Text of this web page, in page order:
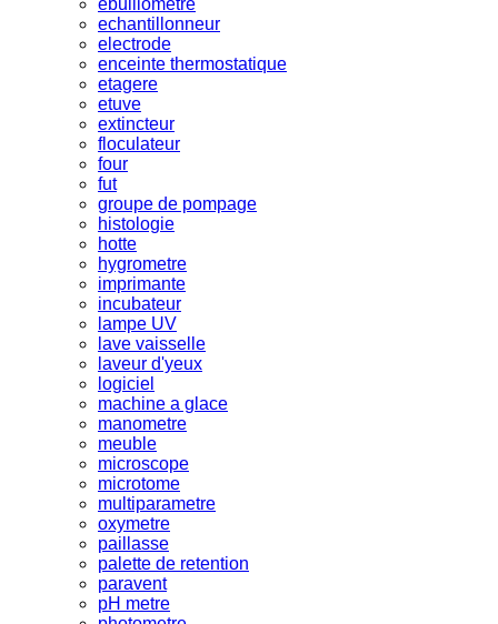
echantillonneur
electrode
enceinte thermostatique
etagere
etuve
extincteur
floculateur
four
fut
groupe de pompage
histologie
hotte
hygrometre
imprimante
incubateur
lampe UV
lave vaisselle
laveur d'yeux
logiciel
machine a glace
manometre
meuble
microscope
microtome
multiparametre
oxymetre
paillasse
palette de retention
paravent
pH metre